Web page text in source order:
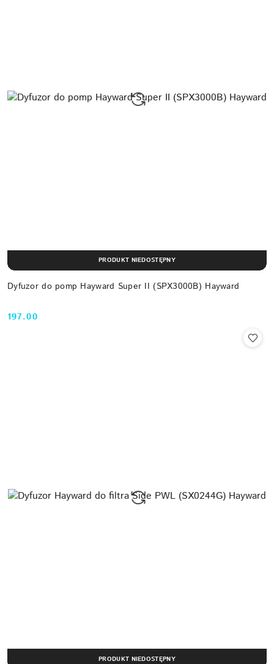
Dyfuzor do pomp Hayward Super II (SPX3000B) Hayward
Cena:
197.00
PRODUKT NIEDOSTĘPNY
PRODUKT NIEDOSTĘPNY